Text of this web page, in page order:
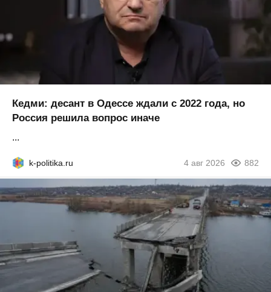
Кедми: десант в Одессе ждали с 2022 года, но
Россия решила вопрос иначе
...
k-politika.ru 4 авг 2026 882